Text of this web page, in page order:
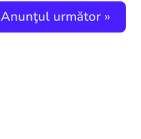
Anunţul următor »